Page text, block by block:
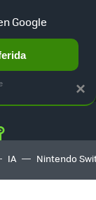
LIBRE
IA Nintendo
×
Google